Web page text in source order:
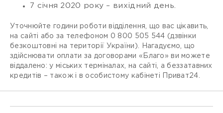
7 січня 2020 року – вихідний день.
Уточнюйте години роботи відділення, що вас цікавить,
на сайті або за телефоном 0 800 505 544 (дзвінки
безкоштовні на території України). Нагадуємо, що
здійснювати оплати за договорами «Благо» ви можете
віддалено: у міських терміналах, на сайті, а беззатавних
кредитів – також і в особистому кабінеті Приват24.